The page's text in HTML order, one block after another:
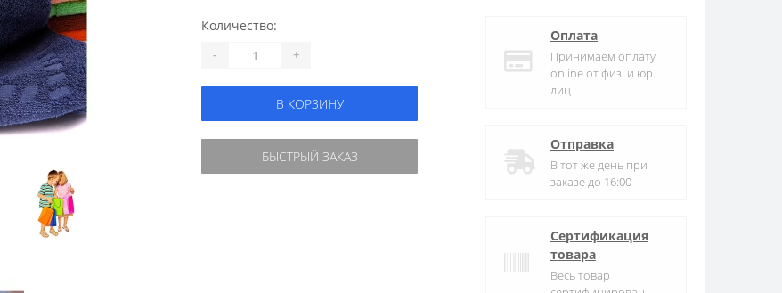
Количество:
- +
В КОРЗИНУ
БЫСТРЫЙ ЗАКАЗ
Оплата
Принимаем оплату
online от физ. и юр.
лиц
Отправка
В тот же день при
заказе до 16:00
Сертификация
товара
Весь товар